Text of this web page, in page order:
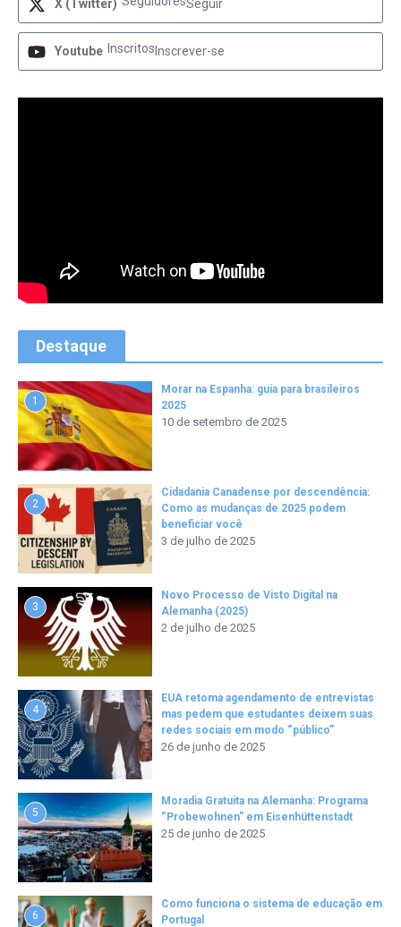
X (Twitter) Seguir
Youtube Inscritos Inscrever-se
Destaque
1
Morar na Espanha: guia para brasileiros
2025
10 de setembro de 2025
2
Cidadania Canadense por descendência:
Como as mudanças de 2025 podem
beneficiar você
3 de julho de 2025
3
Novo Processo de Visto Digital na
Alemanha (2025)
2 de julho de 2025
4
EUA retoma agendamento de entrevistas
mas pedem que estudantes deixem suas
redes sociais em modo “público”
26 de junho de 2025
5
Moradia Gratuita na Alemanha: Programa
“Probewohnen” em Eisenhüttenstadt
25 de junho de 2025
6
Como funciona o sistema de educação em
Portugal